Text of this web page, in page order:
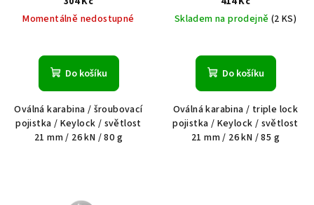
Momentálně nedostupné
Do košíku
Oválná karabina / šroubovací
pojistka / Keylock / světlost
21 mm / 26 kN / 80 g
Skladem na prodejně (2 KS)
Do košíku
Oválná karabina / triple lock
pojistka / Keylock / světlost
21 mm / 26 kN / 85 g